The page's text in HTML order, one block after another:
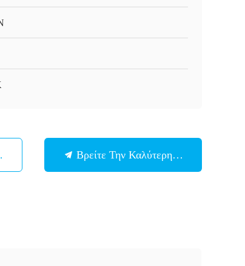
Βρείτε Την Καλύτερη Τιμή